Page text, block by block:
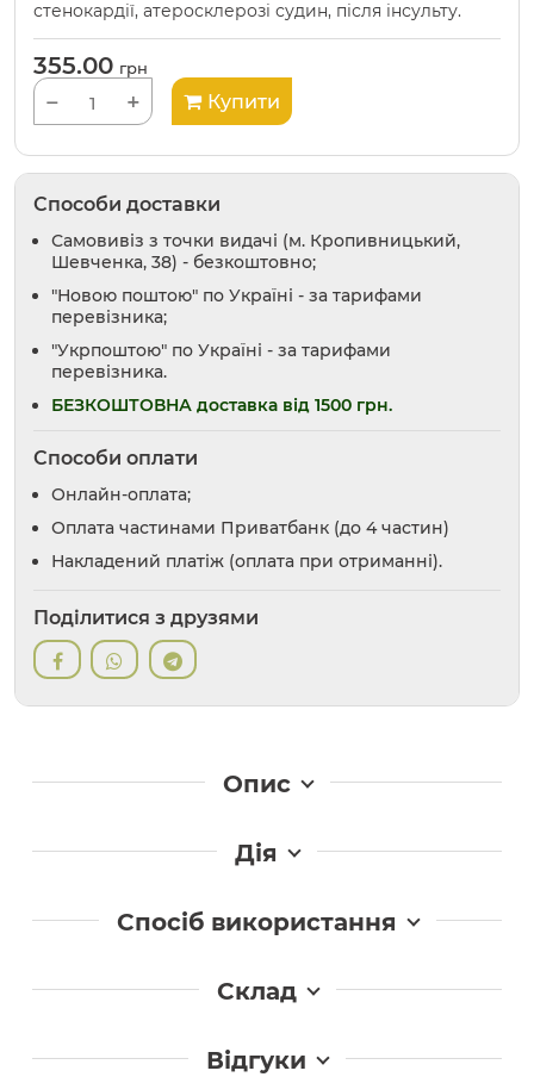
стенокардії, атеросклерозі судин, після інсульту.
355.00 грн
− + Купити
Способи доставки
Самовивіз з точки видачі (м. Кропивницький,
Шевченка, 38) - безкоштовно;
"Новою поштою" по Україні - за тарифами
перевізника;
"Укрпоштою" по Україні - за тарифами
перевізника.
БЕЗКОШТОВНА доставка від 1500 грн.
Способи оплати
Онлайн-оплата;
Оплата частинами Приватбанк (до 4 частин)
Накладений платіж (оплата при отриманні).
Поділитися з друзями
Опис
Дія
Спосіб використання
Склад
Відгуки